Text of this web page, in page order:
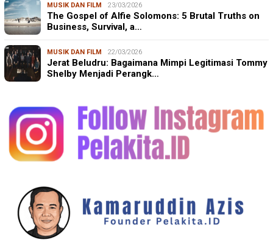
MUSIK DAN FILM 23/03/2026
The Gospel of Alfie Solomons: 5 Brutal Truths on
Business, Survival, a…
MUSIK DAN FILM 22/03/2026
Jerat Beludru: Bagaimana Mimpi Legitimasi Tommy
Shelby Menjadi Perangk…